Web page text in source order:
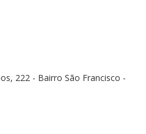
222 - Bairro São Francisco -